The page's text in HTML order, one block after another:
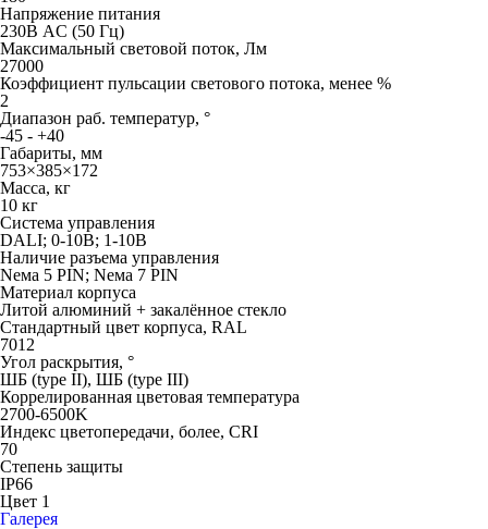
Напряжение питания
230В AC (50 Гц)
Максимальный световой поток, Лм
27000
Коэффициент пульсации светового потока, менее %
2
Диапазон раб. температур, °
-45 - +40
Габариты, мм
753×385×172
Масса, кг
10 кг
Система управления
DALI; 0-10В; 1-10В
Наличие разъема управления
Neма 5 PIN; Neма 7 PIN
Материал корпуса
Литой алюминий + закалённое стекло
Стандартный цвет корпуса, RAL
7012
Угол раскрытия, °
ШБ (type II), ШБ (type III)
Коррелированная цветовая температура
2700-6500K
Индекс цветопередачи, более, CRI
70
Степень защиты
IP66
Цвет 1
Галерея